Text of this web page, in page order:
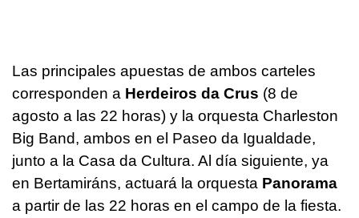
Las principales apuestas de ambos carteles
corresponden a Herdeiros da Crus (8 de
agosto a las 22 horas) y la orquesta Charleston
Big Band, ambos en el Paseo da Igualdade,
junto a la Casa da Cultura. Al día siguiente, ya
en Bertamiráns, actuará la orquesta Panorama
a partir de las 22 horas en el campo de la fiesta.